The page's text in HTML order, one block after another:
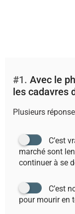
#1. Avec le
les cadavres
Plusieurs
C’est
marché sont
continuer à se
C’est
pour mourir en